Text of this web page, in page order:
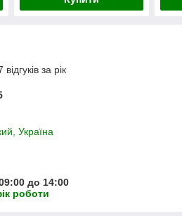
за рік
Україна
до 14:00
роботи